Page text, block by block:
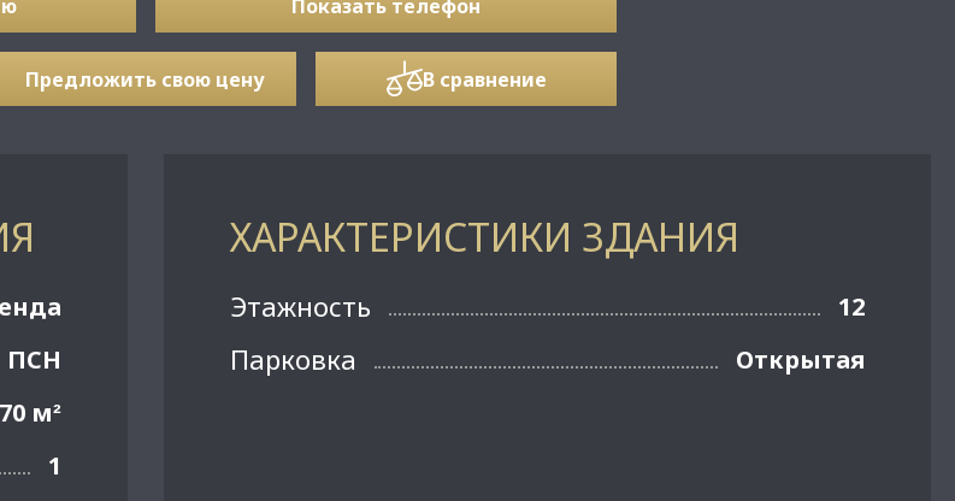
Показать телефон
Предложить свою цену В сравнение
ПСН
70 м²
1
ХАРАКТЕРИСТИКИ ЗДАНИЯ
Этажность 12
Парковка Открытая